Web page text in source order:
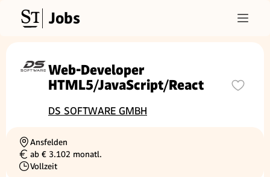
Jobs
Web-Developer
HTML5/JavaScript/React
DS SOFTWARE GMBH
Ortschaft
Ansfelden
Gehalt
ab € 3.102 monatl.
Beschäftigungsart
Vollzeit